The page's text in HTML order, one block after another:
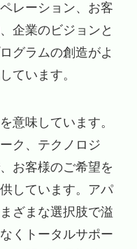
レーション、お客
企業のビジョンと
グラムの創造がよ
ています。
意味しています。
ク、テクノロジ
お客様のご希望を
しています。アパ
ざまな選択肢で溢
くトータルサポー